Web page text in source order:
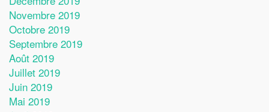
Novembre 2019
Octobre 2019
Septembre 2019
Août 2019
Juillet 2019
Juin 2019
Mai 2019